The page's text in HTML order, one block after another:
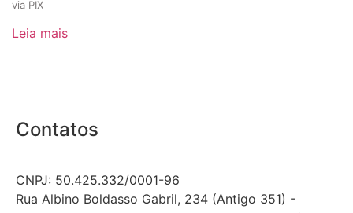
via PIX
Leia mais
Contatos
CNPJ: 50.425.332/0001-96
Rua Albino Boldasso Gabril, 234 (Antigo 351) -